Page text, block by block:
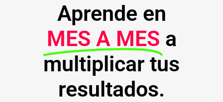
Aprende en
MES A MES a
multiplicar tus
resultados.